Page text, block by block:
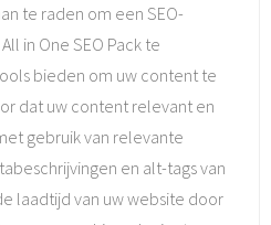
te raden om een SEO-
in One SEO Pack te
bieden om uw content te
dat uw content relevant en
gebruik van relevante
en alt-tags van
laadtijd van uw website door